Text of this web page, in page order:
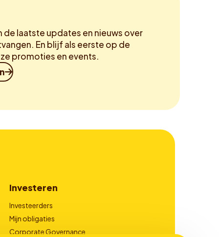
de laatste updates en nieuws over
En blijf als eerste op de
promoties en events.
Investeren
Investeerders
Mijn obligaties
Corporate Governance